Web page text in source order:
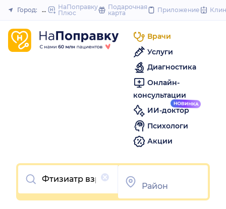
to
Закрыть
Город: ПермьНаПоправку
Плюс
Подарочная
карта
Приложение
Врачи
Услуги
Диагностика
Онлайн-
консультации
ИИ-доктор
Психологи
Акции
Очистить